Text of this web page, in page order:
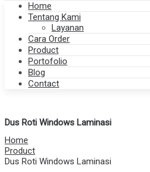
Home
Tentang Kami
Layanan
Cara Order
Product
Portofolio
Blog
Contact
Dus Roti Windows Laminasi
Home
Product
Dus Roti Windows Laminasi